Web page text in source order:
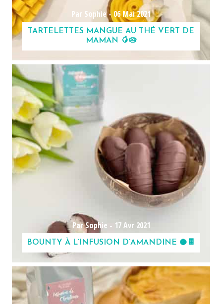
Par Sophie -06 Mai 2021
TARTELETTES MANGUE AU THÉ VERT DE
MAMAN 🥭🥧
Par Sophie - 17 Avr 2021
BOUNTY À L’INFUSION D’AMANDINE 🥥🍫